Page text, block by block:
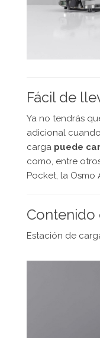
Fácil de
Ya no tendrás
adicional
carga puede
como, entre
Pocket, la
Contenido
Estación de